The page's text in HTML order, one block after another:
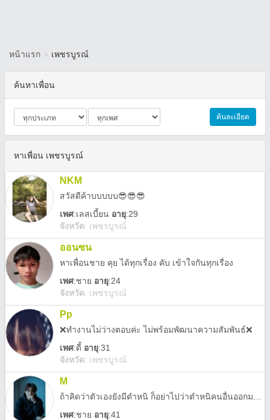
หน้าแรก > เพชรบูรณ์
ค้นหาเพื่อน
ค้นละเอียด
หาเพื่อน เพชรบูรณ์
NKM
สวัสดีค้าบบบบบ😎😎😎
เพศ:เลสเบี้ยน อายุ:29
จังหวัด: เพชรบูรณ์
ออนซน
หาเพื่อนชาย คุย ได้ทุกเรื่อง คับ เข้าใจกันทุกเรื่อง
เพศ:ชาย อายุ:24
จังหวัด: เพชรบูรณ์
Pp
❌ทำงานไม่ว่างตอบค่ะ ไม่พร้อมพัฒนาความสัมพันธ์❌
เพศ:ดี้ อายุ:31
จังหวัด: เพชรบูรณ์
M
เพศ:ชาย อายุ:41